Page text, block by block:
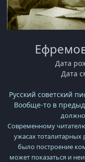
Дата
Дата
Русский советский
Вообще-то в
Современному
ужасах
было построение
может показаться и